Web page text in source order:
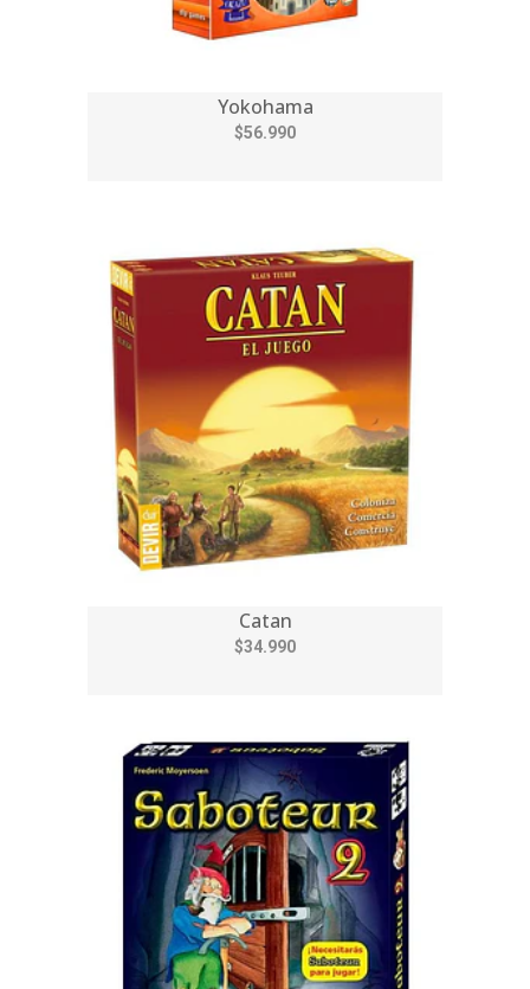
Yokohama
$56.990
Catan
$34.990